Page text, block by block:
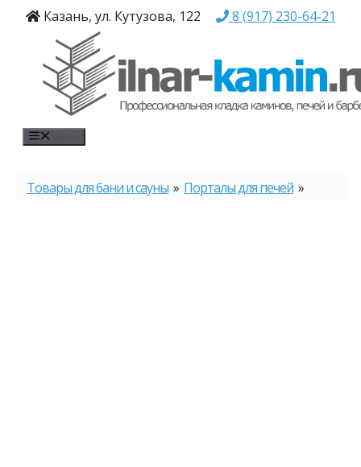
Перейти
содержимому
Казань, ул. Кутузова, 122 8 (917) 230-64-21
Товары для бани и сауны » Порталы для печей »